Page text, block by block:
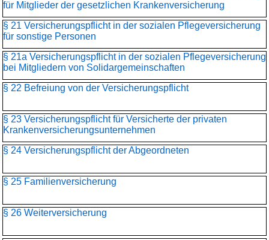
für Mitglieder der gesetzlichen Krankenversicherung
§ 21 Versicherungspflicht in der sozialen Pflegeversicherung
für sonstige Personen
§ 21a Versicherungspflicht in der sozialen Pflegeversicherung
bei Mitgliedern von Solidargemeinschaften
§ 22 Befreiung von der Versicherungspflicht
§ 23 Versicherungspflicht für Versicherte der privaten
Krankenversicherungs­unternehmen
§ 24 Versicherungspflicht der Abgeordneten
§ 25 Familienversicherung
§ 26 Weiterversicherung